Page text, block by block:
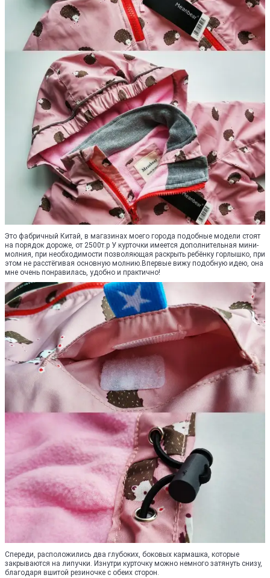
Это фабричный Китай, в магазинах моего города подобные модели стоят
на порядок дороже, от 2500т.р У курточки имеется дополнительная мини-
молния, при необходимости позволяющая раскрыть ребёнку горлышко, при
этом не расстёгивая основную молнию.Впервые вижу подобную идею, она
мне очень понравилась, удобно и практично!
Спереди, расположились два глубоких, боковых кармашка, которые
закрываются на липучки. Изнутри курточку можно немного затянуть снизу,
благодаря вшитой резиночке с обеих сторон.